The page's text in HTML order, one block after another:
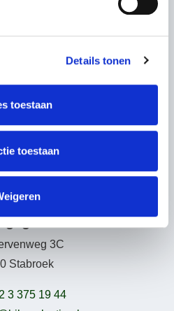
Details tonen
toestaan
toestaan
– Lease-a-Bike
3C
Stabroek
3 375 19 44